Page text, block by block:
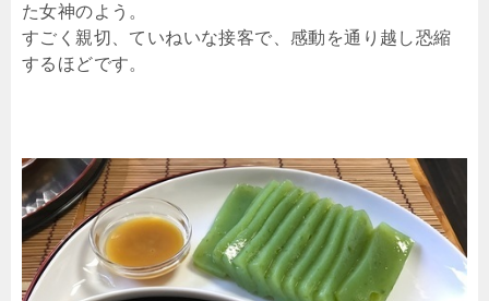
た女神のよう。
すごく親切、ていねいな接客で、感動を通り越し恐縮
するほどです。